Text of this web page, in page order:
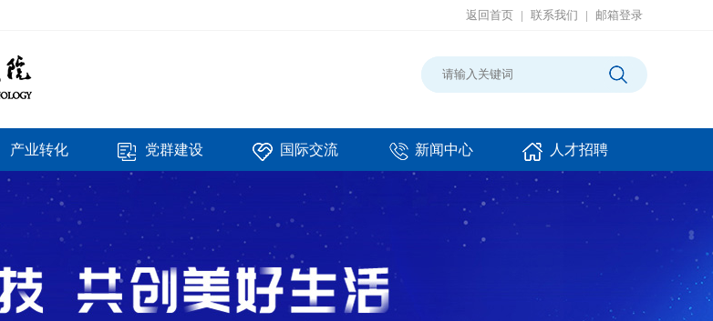
返回首页 | 联系我们 | 邮箱登录
产业转化 党群建设 国际交流 新闻中心 人才招聘